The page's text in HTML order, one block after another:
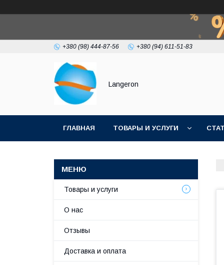
+380 (98) 444-87-56 +380 (94) 611-51-83
Langeron
ГЛАВНАЯ ТОВАРЫ И УСЛУГИ
Товары и услуги
О нас
Отзывы
Доставка и оплата